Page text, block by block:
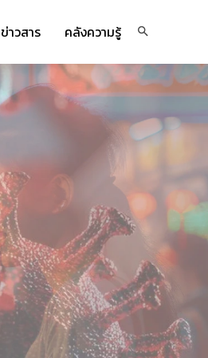
ข่าวสาร คลังความรู้